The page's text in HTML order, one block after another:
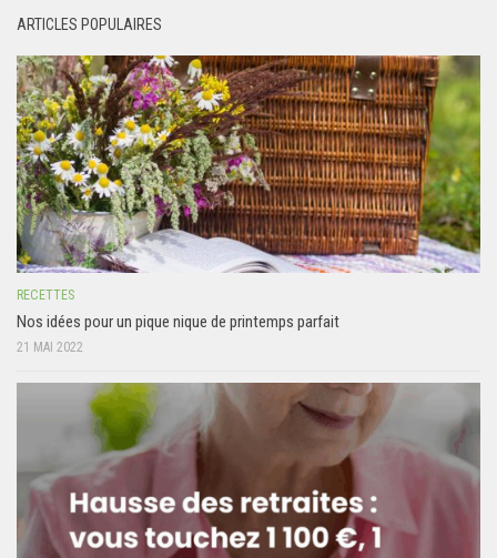
ARTICLES POPULAIRES
RECETTES
Nos idées pour un pique nique de printemps parfait
21 MAI 2022